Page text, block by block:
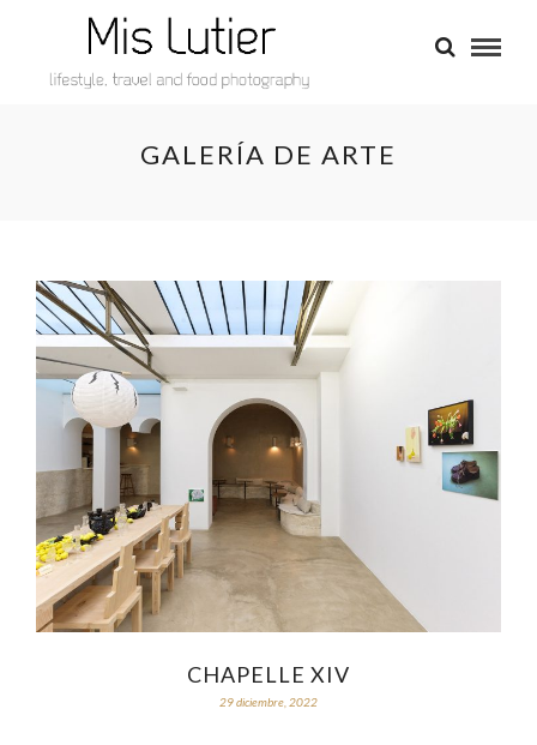
GALERÍA DE ARTE
CHAPELLE XIV
29 diciembre, 2022